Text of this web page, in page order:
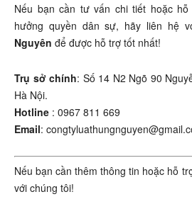
Nếu bạn cần tư vấn chi tiết hoặc
hưởng quyền dân sự, hãy liên hệ
Nguyên để được hỗ trợ tốt nhất!
Trụ sở chính: Số 14 N2 Ngõ 90
Hà Nội.
Hotline : 0967 811 669
Email:
Nếu bạn cần thêm thông tin hoặc hỗ
với chúng tôi!